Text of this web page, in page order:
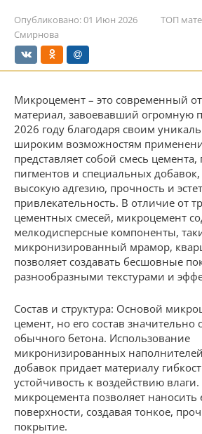
Опубликовано:01 Июн 2026 ТОП
Смирнова
Микроцемент – это современный
материал, завоевавший огромную
2026 году благодаря своим
широким возможностям
представляет собой смесь
пигментов и специальных
высокую адгезию, прочность и
привлекательность. В отличие от
цементных смесей, микроцемент
мелкодисперсные компоненты,
микронизированный мрамор,
позволяет создавать бесшовные
разнообразными текстурами и
Состав и структура: Основой
цемент, но его состав значительно
обычного бетона. Использование
микронизированных
добавок придает материалу
устойчивость к воздействию влаги.
микроцемента позволяет наносить
поверхности, создавая тонкое,
покрытие.